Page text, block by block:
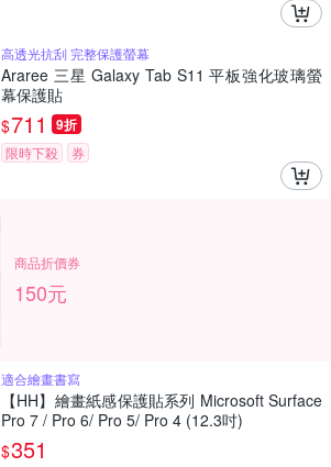
高透光抗刮 完整保護螢幕
Araree 三星 Galaxy Tab S11 平板強化玻璃螢
幕保護貼
$711 9折
限時下殺 券
商品折價券
150元
適合繪畫書寫
【HH】繪畫紙感保護貼系列 Microsoft Surface
Pro 7 / Pro 6/ Pro 5/ Pro 4 (12.3吋)
$351